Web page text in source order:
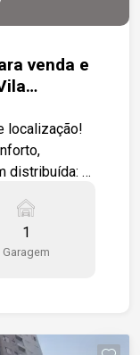
venda e
localização!
distribuída: 3
de
1
Garagem